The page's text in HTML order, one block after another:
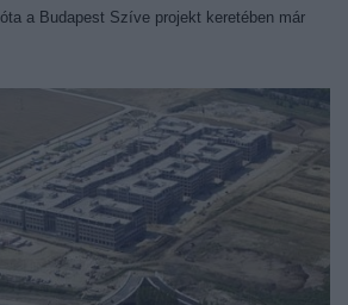
a Budapest Szíve projekt keretében már